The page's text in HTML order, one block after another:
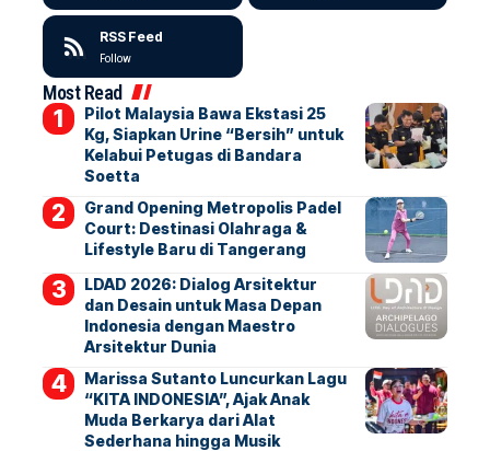
RSS Feed
Follow
Most Read
Pilot Malaysia Bawa Ekstasi 25
Kg, Siapkan Urine “Bersih” untuk
Kelabui Petugas di Bandara
Soetta
Grand Opening Metropolis Padel
Court: Destinasi Olahraga &
Lifestyle Baru di Tangerang
LDAD 2026: Dialog Arsitektur
dan Desain untuk Masa Depan
Indonesia dengan Maestro
Arsitektur Dunia
Marissa Sutanto Luncurkan Lagu
“KITA INDONESIA”, Ajak Anak
Muda Berkarya dari Alat
Sederhana hingga Musik